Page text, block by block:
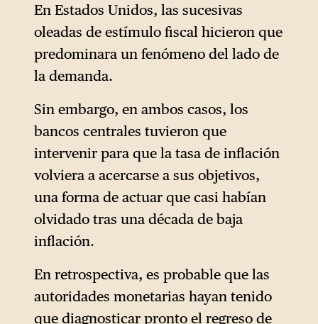
En Estados Unidos, las sucesivas
oleadas de estímulo fiscal hicieron que
predominara un fenómeno del lado de
la demanda.
Sin embargo, en ambos casos, los
bancos centrales tuvieron que
intervenir para que la tasa de inflación
volviera a acercarse a sus objetivos,
una forma de actuar que casi habían
olvidado tras una década de baja
inflación.
En retrospectiva, es probable que las
autoridades monetarias hayan tenido
que diagnosticar pronto el regreso de